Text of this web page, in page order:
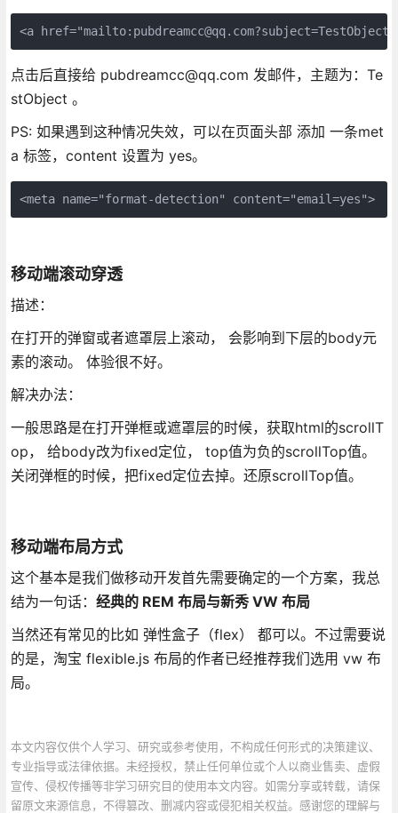
<a
点击后直接给 pubdreamcc@qq.com 发邮件，主题为：Te
stObject 。
PS: 如果遇到这种情况失效，可以在页面头部 添加 一条met
a 标签，content 设置为 yes。
<meta name="format-detection" content="email=yes">
移动端滚动穿透
描述：
在打开的弹窗或者遮罩层上滚动， 会影响到下层的body元
素的滚动。 体验很不好。
解决办法：
一般思路是在打开弹框或遮罩层的时候，获取html的scrollT
op， 给body改为fixed定位， top值为负的scrollTop值。
关闭弹框的时候，把fixed定位去掉。还原scrollTop值。
移动端布局方式
这个基本是我们做移动开发首先需要确定的一个方案，我总
结为一句话： 经典的 REM 布局与新秀 VW 布局
当然还有常见的比如 弹性盒子（flex） 都可以。不过需要说
的是，淘宝 flexible.js 布局的作者已经推荐我们选用 vw 布
局。
本文内容仅供个人学习、研究或参考使用，不构成任何形式的决策建议、
专业指导或法律依据。未经授权，禁止任何单位或个人以商业售卖、虚假
宣传、侵权传播等非学习研究目的使用本文内容。如需分享或转载，请保
留原文来源信息，不得篡改、删减内容或侵犯相关权益。感谢您的理解与